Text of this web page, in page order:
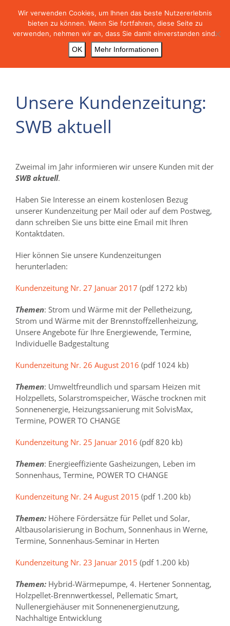
Unsere Kundenzeitung:
SWB aktuell
Zweimal im Jahr informieren wir unsere Kunden mit der
SWB aktuell.
Haben Sie Interesse an einem kostenlosen Bezug
unserer Kundenzeitung per Mail oder auf dem Postweg,
dann schreiben Sie uns bitte eine Email mit Ihren
Kontaktdaten.
Hier können Sie unsere Kundenzeitungen
herunterladen:
Kundenzeitung Nr. 27 Januar 2017 (pdf 1272 kb)
Themen: Strom und Wärme mit der Pelletheizung,
Strom und Wärme mit der Brennstoffzellenheizung,
Unsere Angebote für Ihre Energiewende, Termine,
Individuelle Badgestaltung
Kundenzeitung Nr. 26 August 2016 (pdf 1024 kb)
Themen: Umweltfreundlich und sparsam Heizen mit
Holzpellets, Solarstromspeicher, Wäsche trocknen mit
Sonnenenergie, Heizungssanierung mit SolvisMax,
Termine, POWER TO CHANGE
Kundenzeitung Nr. 25 Januar 2016 (pdf 820 kb)
Themen: Energieeffiziente Gasheizungen, Leben im
Sonnenhaus, Termine, POWER TO CHANGE
Kundenzeitung Nr. 24 August 2015 (pdf 1.200 kb)
Themen: Höhere Fördersätze für Pellet und Solar,
Altbausolarisierung in Bochum, Sonnenhaus in Werne,
Termine, Sonnenhaus-Seminar in Herten
Kundenzeitung Nr. 23 Januar 2015 (pdf 1.200 kb)
Themen: Hybrid-Wärmepumpe, 4. Hertener Sonnentag,
Holzpellet-Brennwertkessel, Pellematic Smart,
Nullenergiehäuser mit Sonnenenergienutzung,
Nachhaltige Entwicklung
Wir verwenden Cookies, um Ihnen das beste Nutzererlebnis
bieten zu können. Wenn Sie fortfahren, diese Seite zu
verwenden, nehmen wir an, dass Sie damit einverstanden sind.
OK
Mehr Informationen